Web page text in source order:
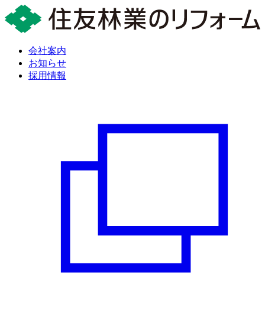
会社案内
お知らせ
採用情報